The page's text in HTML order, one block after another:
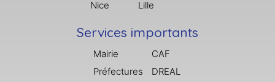
Nice
Lille
Services importants
Mairie
Préfectures
CAF
DREAL